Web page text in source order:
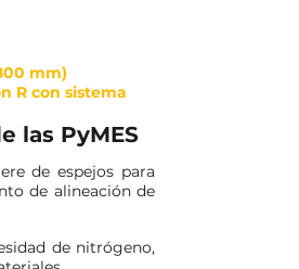
mm)
R con sistema
las PyMES
de espejos para
de alineación de
de nitrógeno,